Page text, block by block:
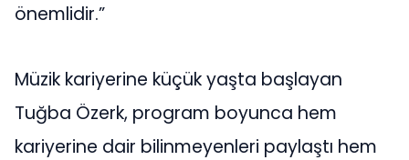
önemlidir.”
Müzik kariyerine küçük yaşta başlayan
Tuğba Özerk, program boyunca hem
kariyerine dair bilinmeyenleri paylaştı hem